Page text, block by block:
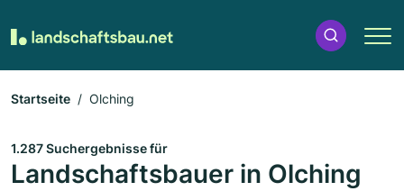
Startseite Olching
1.287 Suchergebnisse für
Landschaftsbauer in Olching